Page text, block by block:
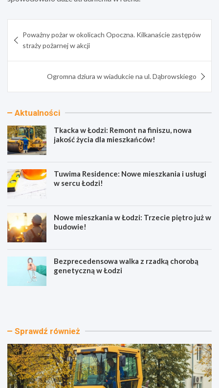
wpisu
Poważny pożar w okolicach Opoczna. Kilkanaście zastępów
straży pożarnej w akcji
Ogromna dziura w wiadukcie na ul. Dąbrowskiego
Aktualności
Tkacka w Łodzi: Remont na finiszu, nowa
jakość życia dla mieszkańców!
Tuwima Residence: Nowe mieszkania i usługi
w sercu Łodzi!
Nowe mieszkania w Łodzi: Trzecie piętro już w
budowie!
Bezprecedensowa walka z rzadką chorobą
genetyczną w Łodzi
T
a
Ł
o
d
z
T
a
e
s
i
d
Sprawdź również